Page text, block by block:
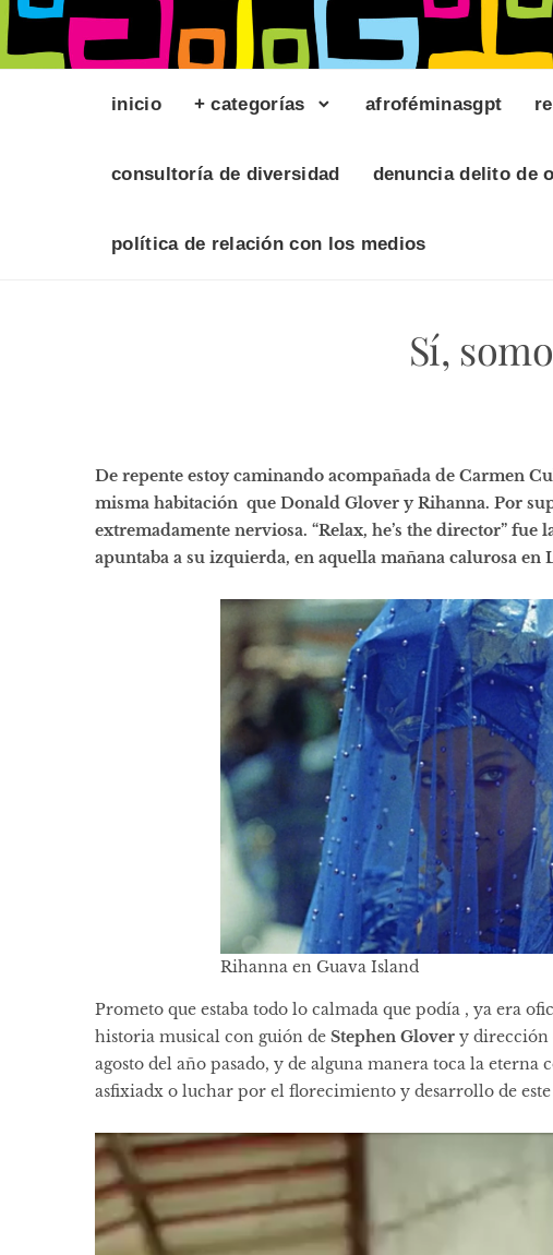
inicio + categorías afroféminasgpt
consultoría de diversidad denuncia delito de
política de relación con los medios
Sí,
De repente estoy caminando acompañada de Carmen
misma habitación que Donald Glover y Rihanna. Por
extremadamente nerviosa. “Relax, he’s the director”
apuntaba a su izquierda, en aquella mañana calurosa en
Rihanna en Guava Island
Prometo que estaba todo lo calmada que podía , ya era
historia musical con guión de Stephen Glover y dirección
agosto del año pasado, y de alguna manera toca la
asfixiadx o luchar por el florecimiento y desarrollo de